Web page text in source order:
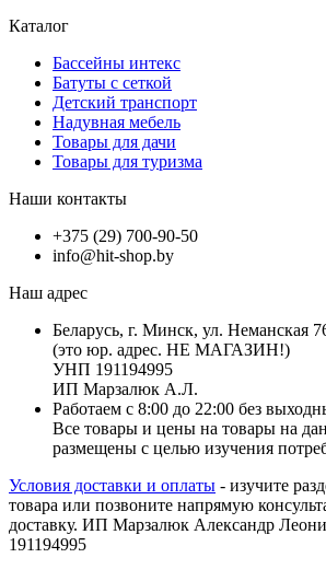
Каталог
Бассейны интекс
Батуты с сеткой
Детский транспорт
Надувная мебель
Товары для дачи
Товары для туризма
Наши контакты
+375 (29) 700-90-50
info@hit-shop.by
Наш адрес
Беларусь, г. Минск, ул. Неманская
(это юр. адрес. НЕ МАГАЗИН!)
УНП 191194995
ИП Марзалюк А.Л.
Работаем с 8:00 до 22:00 без
Все товары и цены на товары на
размещены с целью изучения
Условия доставки и оплаты - изучите
товара или позвоните напрямую
доставку. ИП Марзалюк Александр
191194995